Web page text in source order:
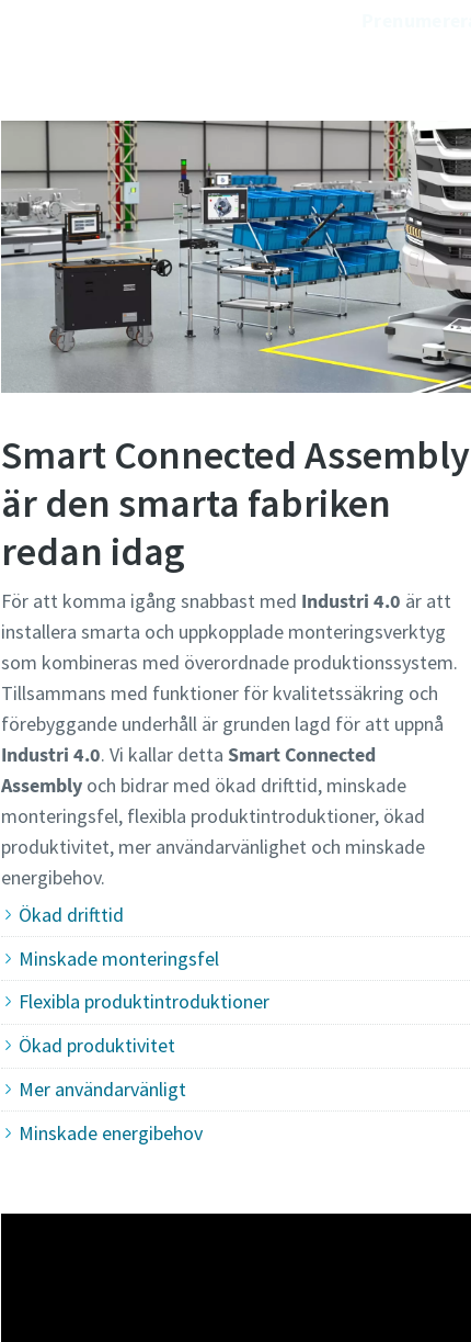
Smart Connected Assembly
är den smarta fabriken
redan idag
För att komma igång snabbast med Industri 4.0 är att
installera smarta och uppkopplade monteringsverktyg
som kombineras med överordnade produktionssystem.
Tillsammans med funktioner för kvalitetssäkring och
förebyggande underhåll är grunden lagd för att uppnå
Industri 4.0. Vi kallar detta Smart Connected
Assembly och bidrar med ökad drifttid, minskade
monteringsfel, flexibla produktintroduktioner, ökad
produktivitet, mer användarvänlighet och minskade
energibehov.
Ökad drifttid
Minskade monteringsfel
Flexibla produktintroduktioner
Ökad produktivitet
Mer användarvänligt
Minskade energibehov